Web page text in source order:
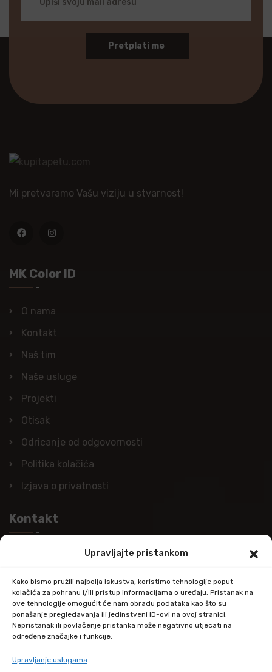
Upravljajte pristankom
Kako bismo pružili najbolja iskustva, koristimo tehnologije poput
kolačića za pohranu i/ili pristup informacijama o uređaju. Pristanak na
ove tehnologije omogućit će nam obradu podataka kao što su
ponašanje pregledavanja ili jedinstveni ID-ovi na ovoj stranici.
Nepristanak ili povlačenje pristanka može negativno utjecati na
određene značajke i funkcije.
Upravljanje uslugama
Pretplati me
Mi pretvaramo Vašu viziju u stvarnost!
MK Color ID
O nama
Kontakt
Naš tim
Naše usluge
Projekti
Otisak
Odricanje od odgovornosti
Politika kolačića
Izjava o privatnosti
Kontakt
Nazovite nas
Pošaljite e-mail
info@kupitapetu.com
Industrijska ulica 39,